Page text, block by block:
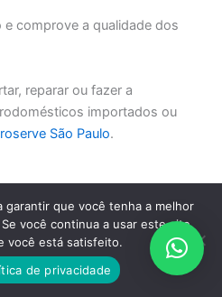
comprove a qualidade dos
reparar ou fazer a
importados ou
São Paulo.
PAULO E ABC PAULISTA CLIQUE
PELO WHATSAPP
garantir que você tenha a melhor
você continua a usar este site,
você está satisfeito.
de privacidade